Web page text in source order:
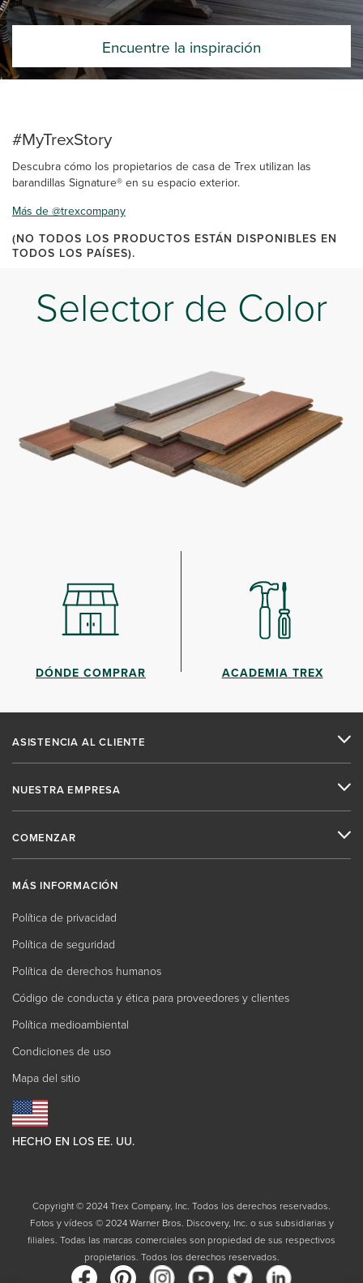
Encuentre la inspiración
#MyTrexStory
Descubra cómo los propietarios de casa de Trex utilizan las
barandillas Signature® en su espacio exterior.
Más de @trexcompany
(NO TODOS LOS PRODUCTOS ESTÁN DISPONIBLES EN
TODOS LOS PAÍSES).
Selector de Color
DÓNDE COMPRAR ACADEMIA TREX
ASISTENCIA AL CLIENTE
NUESTRA EMPRESA
COMENZAR
MÁS INFORMACIÓN
Política de privacidad
Política de seguridad
Política de derechos humanos
Código de conducta y ética para proveedores y clientes
Política medioambiental
Condiciones de uso
Mapa del sitio
HECHO EN LOS EE. UU.
Copyright © 2024 Trex Company, Inc. Todos los derechos reservados.
Fotos y vídeos © 2024 Warner Bros. Discovery, Inc. o sus subsidiarias y
filiales. Todas las marcas comerciales son propiedad de sus respectivos
propietarios. Todos los derechos reservados.